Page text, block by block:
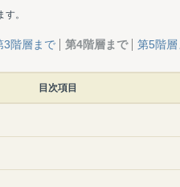
。
3階層まで 第4階層まで 第5階層
目次項目